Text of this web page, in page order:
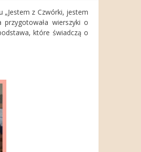
„Jestem z Czwórki, jestem
przygotowała wierszyki o
które świadczą o